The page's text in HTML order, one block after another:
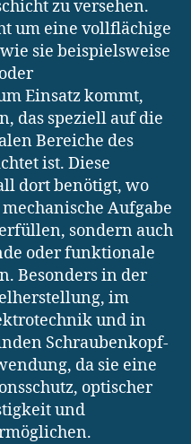
zu versehen.
um eine vollflächige
sie beispielsweise
Einsatz kommt,
das speziell auf die
Bereiche des
ist. Diese
dort benötigt, wo
Aufgabe
sondern auch
oder funktionale
Besonders in der
im
und in
Schraubenkopf-
da sie eine
optischer
und